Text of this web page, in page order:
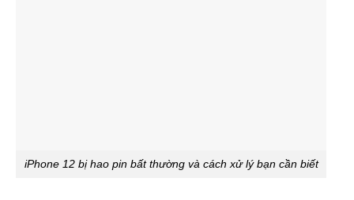
iPhone 12 bị hao pin bất thường và cách xử lý bạn cần biết